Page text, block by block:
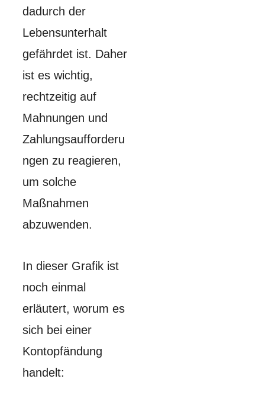
dadurch der
Lebensunterhalt
gefährdet ist. Daher
ist es wichtig,
rechtzeitig auf
Mahnungen und
Zahlungsaufforderu
ngen zu reagieren,
um solche
Maßnahmen
abzuwenden.
In dieser Grafik ist
noch einmal
erläutert, worum es
sich bei einer
Kontopfändung
handelt: